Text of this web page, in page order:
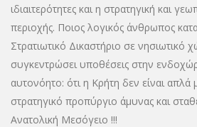
ιδιαιτερότητες και η στρατηγική και
περιοχής. Ποιος λογικός άνθρωπος
Στρατιωτικό Δικαστήριο σε νησιωτικό
συγκεντρώσει υποθέσεις στην
αυτονόητο: ότι η Κρήτη δεν είναι απλά
στρατηγικό προπύργιο άμυνας και
Ανατολική Μεσόγειο !!!